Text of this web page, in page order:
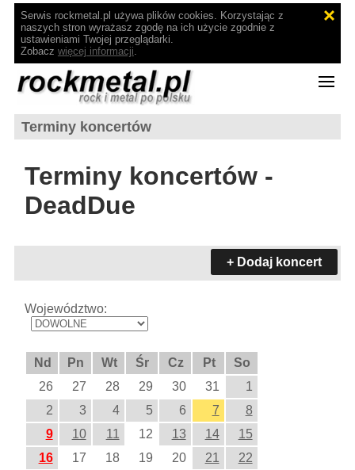
Serwis rockmetal.pl używa plików cookies. Korzystając z
naszych stron wyrażasz zgodę na ich użycie zgodnie z
ustawieniami Twojej przeglądarki.
Zobacz więcej informacji.
Terminy koncertów
Terminy koncertów -
DeadDue
+ Dodaj koncert
Województwo:
Nd Pn Wt Śr Cz Pt
So
26
27 28 29 30 31
1
2
3 4 5 6 7
8
9
10 11 12 13 14
15
16
17 18 19 20 21
22